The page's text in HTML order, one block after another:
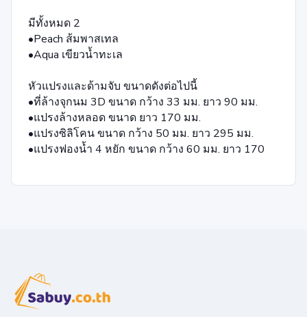
มีทั้งหมด 2
•Peach ส้มพาสเทล
•Aqua เขียวน้ำทะเล
หัวแปรงและด้ามจับ ขนาดดังต่อไปนี้
•ที่ล้างจุกนม 3D ขนาด กว้าง 33 มม. ยาว 90 มม.
•แปรงล้างหลอด ขนาด ยาว 170 มม.
•แปรงซิลิโคน ขนาด กว้าง 50 มม. ยาว 295 มม.
•แปรงฟองน้ำ 4 หยัก ขนาด กว้าง 60 มม. ยาว 170